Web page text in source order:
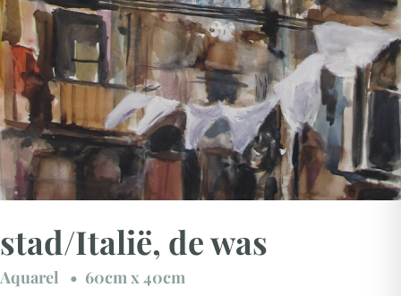
stad/Italië, de was
Aquarel • 60cm x 40cm